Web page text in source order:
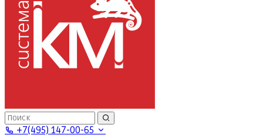
+7(495) 147-00-65